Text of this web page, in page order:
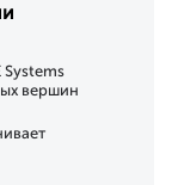
Systems
вершин